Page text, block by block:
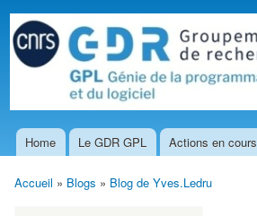
Menu principal
Home Le GDR GPL Actions en cours
Accueil » Blogs » Blog de Yves.Ledru